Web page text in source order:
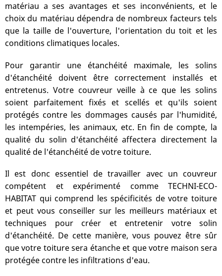
matériau a ses avantages et ses inconvénients, et le
choix du matériau dépendra de nombreux facteurs tels
que la taille de l'ouverture, l'orientation du toit et les
conditions climatiques locales.
Pour garantir une étanchéité maximale, les solins
d'étanchéité doivent être correctement installés et
entretenus. Votre couvreur veille à ce que les solins
soient parfaitement fixés et scellés et qu'ils soient
protégés contre les dommages causés par l'humidité,
les intempéries, les animaux, etc. En fin de compte, la
qualité du solin d'étanchéité affectera directement la
qualité de l'étanchéité de votre toiture.
Il est donc essentiel de travailler avec un couvreur
compétent et expérimenté comme TECHNI-ECO-
HABITAT qui comprend les spécificités de votre toiture
et peut vous conseiller sur les meilleurs matériaux et
techniques pour créer et entretenir votre solin
d'étanchéité. De cette manière, vous pouvez être sûr
que votre toiture sera étanche et que votre maison sera
protégée contre les infiltrations d'eau.